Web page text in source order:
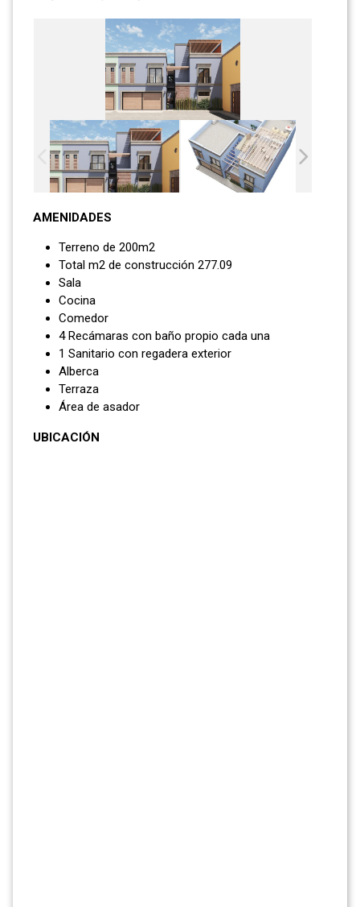
AMENIDADES
Terreno de 200m2
Total m2 de construcción 277.09
Sala
Cocina
Comedor
4 Recámaras con baño propio cada una
1 Sanitario con regadera exterior
Alberca
Terraza
Área de asador
UBICACIÓN